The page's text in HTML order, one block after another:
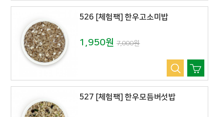
526 [체험팩] 한우고소미밥
1,950원7,000원
527 [체험팩] 한우모듬버섯밥